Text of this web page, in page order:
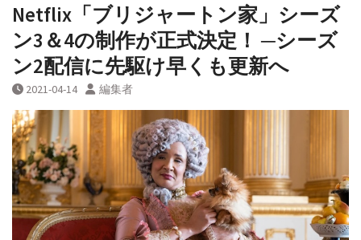
Netflix「ブリジャートン家」シーズ
ン3＆4の制作が正式決定！ ─シーズ
ン2配信に先駆け早くも更新へ
2021-04-14 編集者